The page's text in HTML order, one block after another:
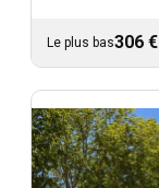
Le plus bas306 €